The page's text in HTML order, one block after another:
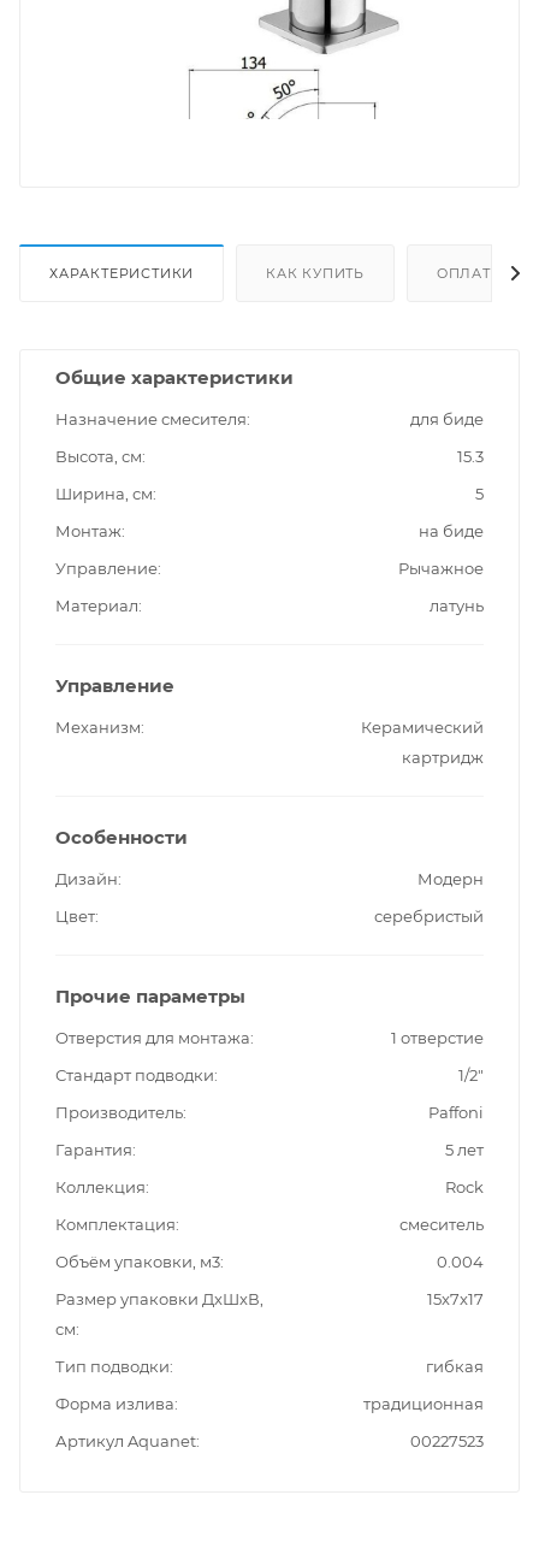
ХАРАКТЕРИСТИКИ КАК КУПИТЬ ОПЛАТА
Общие характеристики
Назначение смесителя
для биде
Высота, см
15.3
Ширина, см
5
Монтаж
на биде
Управление
Рычажное
Материал
латунь
Управление
Механизм
Керамический
картридж
Особенности
Дизайн
Модерн
Цвет
серебристый
Прочие параметры
Отверстия для монтажа
1 отверстие
Стандарт подводки
1/2"
Производитель
Paffoni
Гарантия
5 лет
Коллекция
Rock
Комплектация
смеситель
Объём упаковки, м3
0.004
Размер упаковки ДxШxВ,
см
15x7x17
Тип подводки
гибкая
Форма излива
традиционная
Артикул Aquanet
00227523